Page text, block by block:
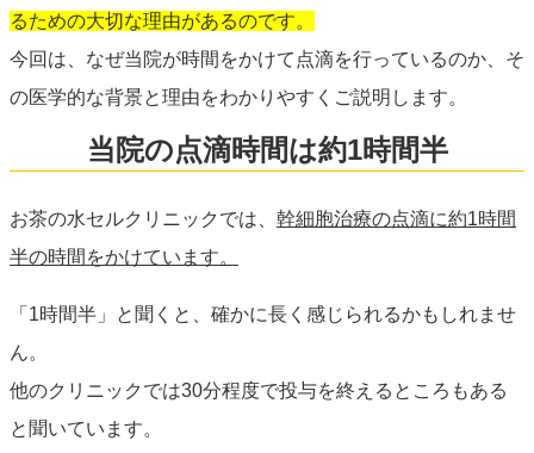
るための大切な理由があるのです。
今回は、なぜ当院が時間をかけて点滴を行っているのか、そ
の医学的な背景と理由をわかりやすくご説明します。
当院の点滴時間は約1時間半
お茶の水セルクリニックでは、 幹細胞治療の点滴に約1時間
半の時間をかけています。
「1時間半」と聞くと、確かに長く感じられるかもしれませ
ん。
他のクリニックでは30分程度で投与を終えるところもある
と聞いています。